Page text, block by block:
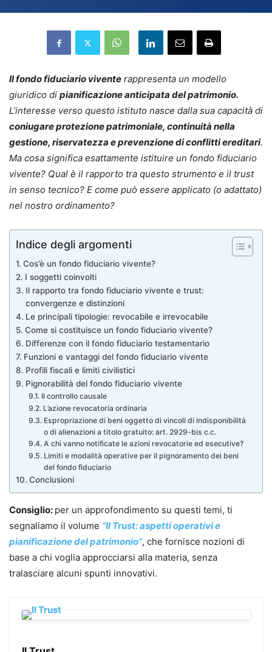
Il fondo fiduciario vivente rappresenta un modello
giuridico di pianificazione anticipata del patrimonio.
L’interesse verso questo istituto nasce dalla sua capacità di
coniugare protezione patrimoniale, continuità nella
gestione, riservatezza e prevenzione di conflitti ereditari.
Ma cosa significa esattamente istituire un fondo fiduciario
vivente? Qual è il rapporto tra questo strumento e il trust
in senso tecnico? E come può essere applicato (o adattato)
nel nostro ordinamento?
Indice degli argomenti
Cos’è un fondo fiduciario vivente?
I soggetti coinvolti
Il rapporto tra fondo fiduciario vivente e trust:
convergenze e distinzioni
Le principali tipologie: revocabile e irrevocabile
Come si costituisce un fondo fiduciario vivente?
Differenze con il fondo fiduciario testamentario
Funzioni e vantaggi del fondo fiduciario vivente
Profili fiscali e limiti civilistici
Pignorabilità del fondo fiduciario vivente
Il controllo causale
L’azione revocatoria ordinaria
Espropriazione di beni oggetto di vincoli di indisponibilità
o di alienazioni a titolo gratuito: art. 2929-bis c.c.
A chi vanno notificate le azioni revocatorie ed esecutive?
Limiti e modalità operative per il pignoramento dei beni
del fondo fiduciario
Conclusioni
Consiglio: per un approfondimento su questi temi, ti
segnaliamo il volume “Il Trust: aspetti operativi e
pianificazione del patrimonio”, che fornisce nozioni di
base a chi voglia approcciarsi alla materia, senza
tralasciare alcuni spunti innovativi.